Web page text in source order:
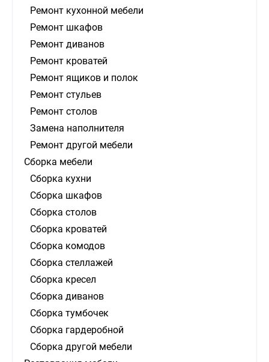
Ремонт кухонной мебели
Ремонт шкафов
Ремонт диванов
Ремонт кроватей
Ремонт ящиков и полок
Ремонт стульев
Ремонт столов
Замена наполнителя
Ремонт другой мебели
Сборка мебели
Сборка кухни
Сборка шкафов
Сборка столов
Сборка кроватей
Сборка комодов
Сборка стеллажей
Сборка кресел
Сборка диванов
Сборка тумбочек
Сборка гардеробной
Сборка другой мебели